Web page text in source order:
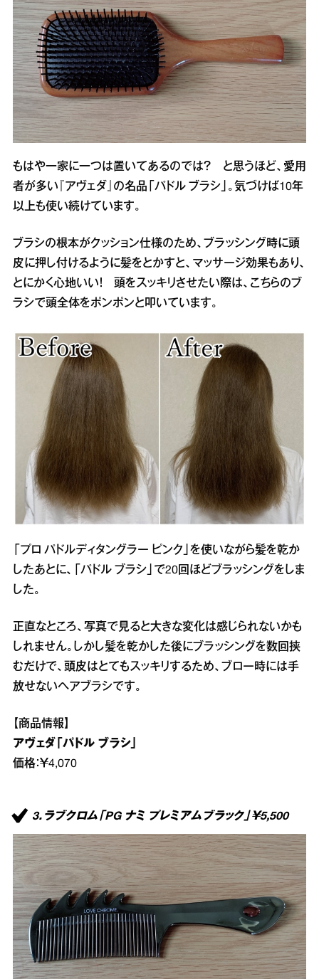
もはや一家に一つは置いてあるのでは？ と思うほど、愛用
者が多い『アヴェダ』の名品「パドル ブラシ」。気づけば10年
以上も使い続けています。
ブラシの根本がクッション仕様のため、ブラッシング時に頭
皮に押し付けるように髪をとかすと、マッサージ効果もあり、
とにかく心地いい！ 頭をスッキリさせたい際は、こちらのブ
ラシで頭全体をポンポンと叩いています。
「プロ パドルディタングラー ピンク」を使いながら髪を乾か
したあとに、「パドル ブラシ」で20回ほどブラッシングをしま
した。
正直なところ、写真で見ると大きな変化は感じられないかも
しれません。しかし髪を乾かした後にブラッシングを数回挟
むだけで、頭皮はとてもスッキリするため、ブロー時には手
放せないヘアブラシです。
【商品情報】
アヴェダ「パドル ブラシ」
価格：￥4,070
3．ラブクロム「PG ナミ プレミアムブラック」￥5,500